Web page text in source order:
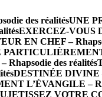
des réalitésUNE
EXERCEZ-VOUS
EN CHEF –
des réalités
DESTINÉE DIVINE
L’ÉVANGILE –
VOTRE